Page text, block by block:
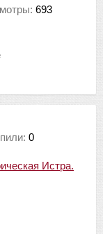
693
0
Истра.